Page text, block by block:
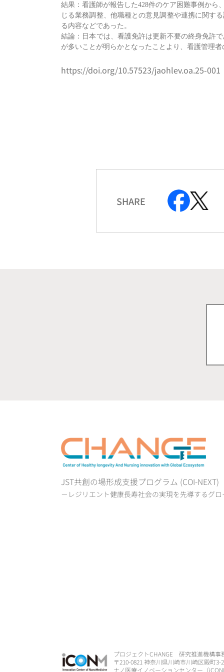
結果：看護師が報告した428件のケア困難事例から
じる業務調整、他職種との意見調整や連携に関す
る内容などであった。
結論：日本では、看護免許は更新不要の終身免許
が多いことが明らかとなったことより、看護管理
https://doi.org/10.57523/jaohlev.oa.25-001
SHARE
JST共創の場形成支援プログラム (COI-
－レジリエント健康長寿社会の実現を先導するグ
プロジェクトCHANGE 研究推進機構事
〒210-0821 神奈川県川崎市川崎区殿町3-
ナノ医療イノベーションセンター（